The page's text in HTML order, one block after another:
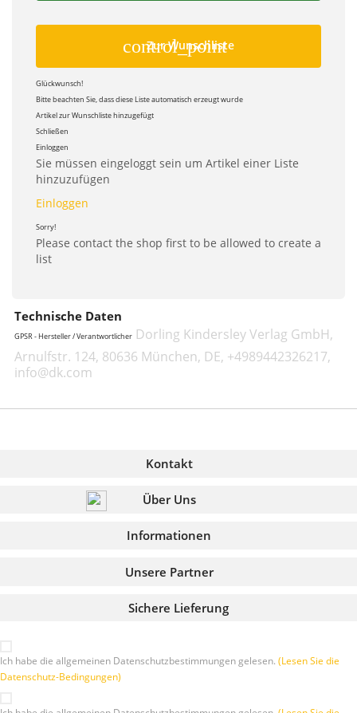
control_point
Zur Wunschliste
Glückwunsch!
Bitte beachten Sie, dass diese Liste automatisch erzeugt wurde
Artikel zur Wunschliste hinzugefügt
Schließen
Einloggen
Sie müssen eingeloggt sein um Artikel einer Liste
hinzuzufügen
Einloggen
Sorry!
Please contact the shop first to be allowed to create a
list
Technische Daten
GPSR - Hersteller / Verantwortlicher Dorling Kindersley Verlag GmbH,
Arnulfstr. 124, 80636 München, DE, +4989442326217,
info@dk.com
Kontakt
Über Uns
Informationen
Sichere Lieferung
Unsere Partner
Ich habe die allgemeinen Datenschutzbestimmungen gelesen. (Lesen Sie die
Datenschutz-Bedingungen)